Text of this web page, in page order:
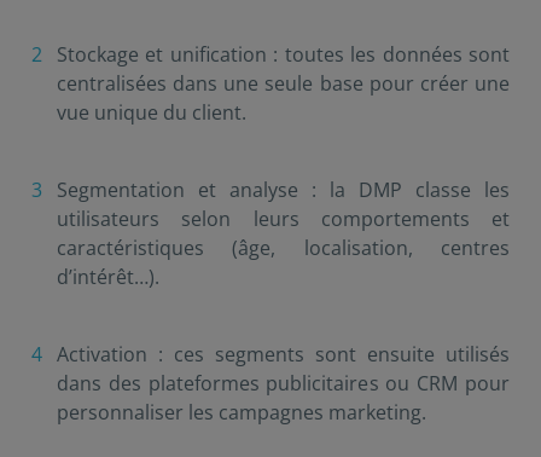
Stockage et unification : toutes les données sont
centralisées dans une seule base pour créer une
vue unique du client.
Segmentation et analyse : la DMP classe les
utilisateurs selon leurs comportements et
caractéristiques (âge, localisation, centres
d’intérêt…).
Activation : ces segments sont ensuite utilisés
dans des plateformes publicitaires ou CRM pour
personnaliser les campagnes marketing.